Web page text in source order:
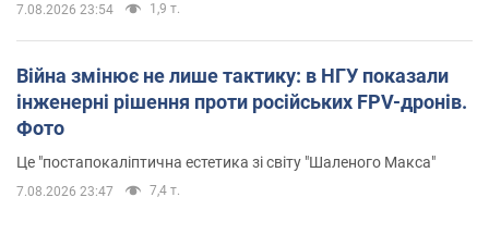
7.08.2026 23:54 1,9 т.
Війна змінює не лише тактику: в НГУ показали
інженерні рішення проти російських FPV-дронів.
Фото
Це "постапокаліптична естетика зі світу "Шаленого Макса"
7.08.2026 23:47 7,4 т.